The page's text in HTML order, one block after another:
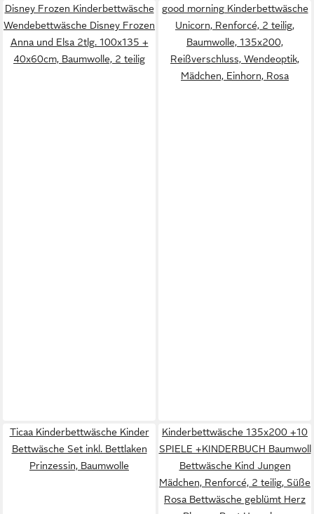
Disney Frozen Kinderbettwäsche
Wendebettwäsche Disney Frozen
Anna und Elsa 2tlg. 100x135 +
40x60cm, Baumwolle, 2 teilig
good morning Kinderbettwäsche
Unicorn, Renforcé, 2 teilig,
Baumwolle, 135x200,
Reißverschluss, Wendeoptik,
Mädchen, Einhorn, Rosa
Ticaa Kinderbettwäsche Kinder
Bettwäsche Set inkl. Bettlaken
Prinzessin, Baumwolle
Kinderbettwäsche 135x200 +10
SPIELE +KINDERBUCH Baumwoll
Bettwäsche Kind Jungen
Mädchen, Renforcé, 2 teilig, Süße
Rosa Bettwäsche geblümt Herz